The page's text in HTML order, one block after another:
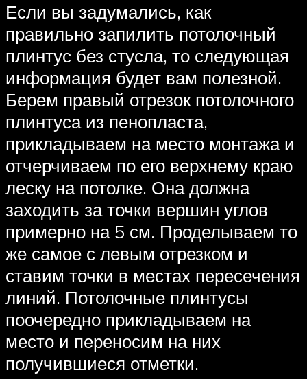
Если вы задумались, как
правильно запилить потолочный
плинтус без стусла, то следующая
информация будет вам полезной.
Берем правый отрезок потолочного
плинтуса из пенопласта,
прикладываем на место монтажа и
отчерчиваем по его верхнему краю
леску на потолке. Она должна
заходить за точки вершин углов
примерно на 5 см. Проделываем то
же самое с левым отрезком и
ставим точки в местах пересечения
линий. Потолочные плинтусы
поочередно прикладываем на
место и переносим на них
получившиеся отметки.